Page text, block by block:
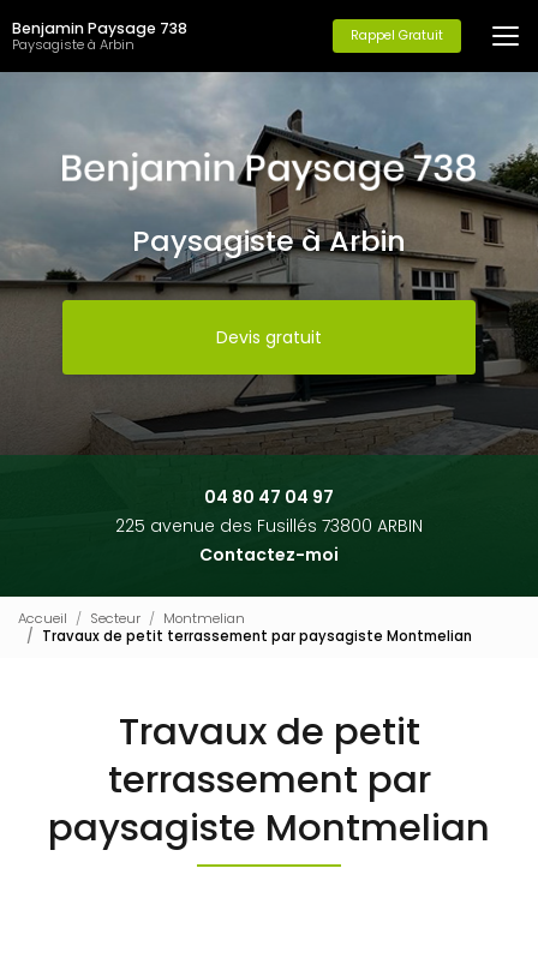
au
contenu
principal
Benjamin Paysage 738
Paysagiste à Arbin Rappel Gratuit
Paysagiste à Arbin
Devis gratuit
04 80 47 04 97
225 avenue des Fusillés 73800 ARBIN
Contactez-moi
Accueil Secteur
Montmelian
Travaux de petit terrassement par paysagiste Montmelian
Travaux de petit
terrassement par
paysagiste Montmelian